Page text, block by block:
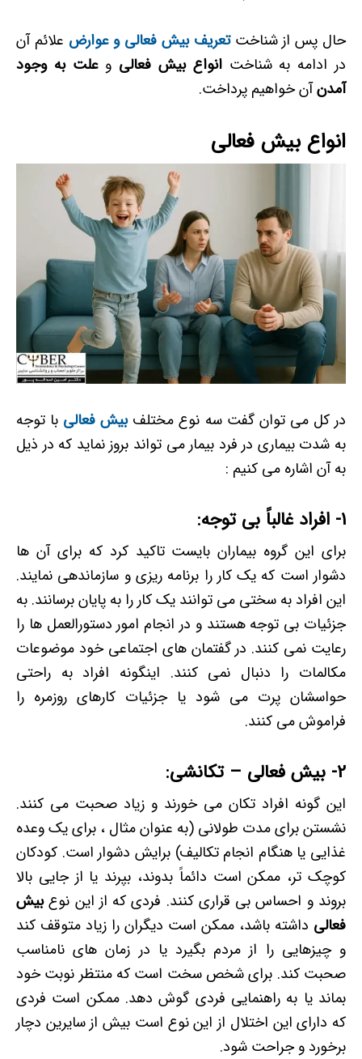
حال پس از شناختتعریف بیش فعالی و عوارض علائم آن
در ادامه به شناختانواع بیش فعالی وعلت به وجود
آمدنآن خواهیم پرداخت.
انواع بیش فعالی
در کل می توان گفت سه نوع مختلفبیش فعالی با توجه
به شدت بیماری در فرد بیمار می تواند بروز نماید که در ذیل
به آن اشاره می کنیم :
1- افراد غالباً بی توجه:
برای این گروه بیماران بایست تاکید کرد که برای آن ها
دشوار است که یک کار را برنامه ریزی و سازماندهی نمایند.
این افراد به سختی می توانند یک کار را به پایان برسانند. به
جزئیات بی توجه هستند و در انجام امور دستورالعمل ها را
رعایت نمی کنند. در گفتمان های اجتماعی خود موضوعات
مکالمات را دنبال نمی کنند. اینگونه افراد به راحتی
حواسشان پرت می شود یا جزئیات کارهای روزمره را
فراموش می کنند.
2- بیش فعالی – تکانشی:
این گونه افراد تکان می خورند و زیاد صحبت می کنند.
نشستن برای مدت طولانی (به عنوان مثال ، برای یک وعده
غذایی یا هنگام انجام تکالیف) برایش دشوار است. کودکان
کوچک تر، ممکن است دائماً بدوند، بپرند یا از جایی بالا
بروند و احساس بی قراری کنند. فردی که از این نوعبیش
فعالی داشته باشد، ممکن است دیگران را زیاد متوقف کند
و چیزهایی را از مردم بگیرد یا در زمان های نامناسب
صحبت کند. برای شخص سخت است که منتظر نوبت خود
بماند یا به راهنمایی فردی گوش دهد. ممکن است فردی
که دارای این اختلال از این نوع است بیش از سایرین دچار
برخورد و جراحت شود.